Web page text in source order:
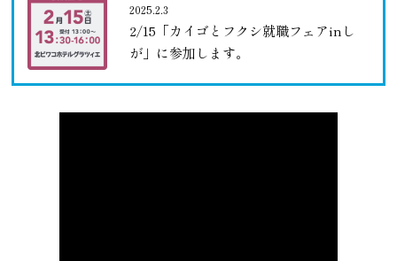
2025.2.3
2/15「カイゴとフクシ就職フェアinし
が」に参加します。